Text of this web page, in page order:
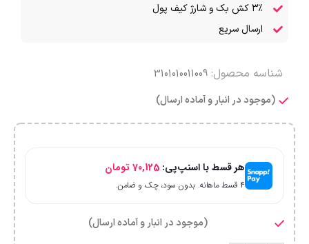
۳٪ کش بک و شارژ کیف پول
ارسال سریع
شناسه محصول: 3101010011009
(موجود در انبار و آماده ارسال)
هر قسط با اسنپ‌پی: 70,125 تومان
۴ قسط ماهانه. بدون سود، چک و ضامن.
(موجود در انبار و آماده ارسال)